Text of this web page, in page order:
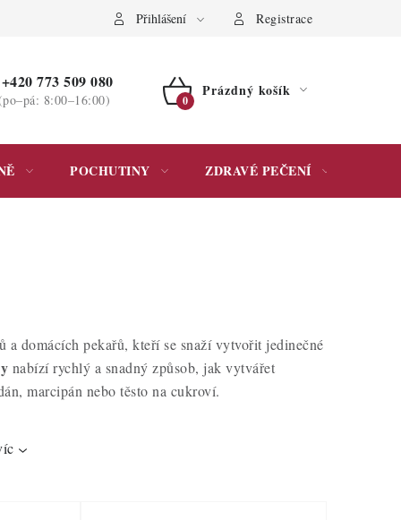
osobních údajů Přihlášení Registrace
+420 773 509 080
8:00–16:00)
NÁKUPNÍ
Prázdný košík
POCHUTINY ZDRAVÉ PEČENÍ
a domácích pekařů, kteří se snaží vytvořit jedinečné
nabízí rychlý a snadný způsob, jak vytvářet
marcipán nebo těsto na cukroví.